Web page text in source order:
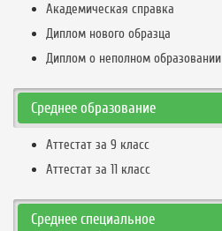
Академическая справка
Диплом нового образца
Диплом о неполном образовании
Среднее образование
Аттестат за 9 класс
Аттестат за 11 класс
Среднее специальное